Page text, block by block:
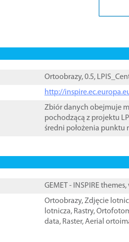
Ortoobrazy, 0.5,
http://
Zbiór danych obejmuje
pochodzącą z projektu
średni położenia punktu
GEMET - INSPIRE
Ortoobrazy,Zdjęcie
lotnicza, Rastry,
data, Raster,Aerial